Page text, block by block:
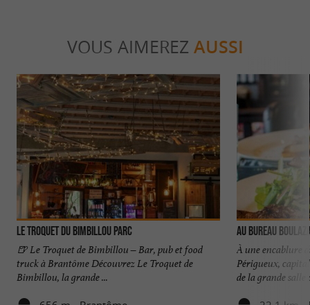
VOUS AIMEREZ AUSSI
Le Troquet du Bimbillou Parc
🍺 Le Troquet de Bimbillou – Bar, pub et food
truck à Brantôme Découvrez Le Troquet de
Bimbillou, la grande ...
AU BUREAU
À une encablure
Périgueux,
de la grande salle